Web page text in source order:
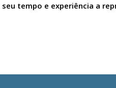
tempo e experiência a